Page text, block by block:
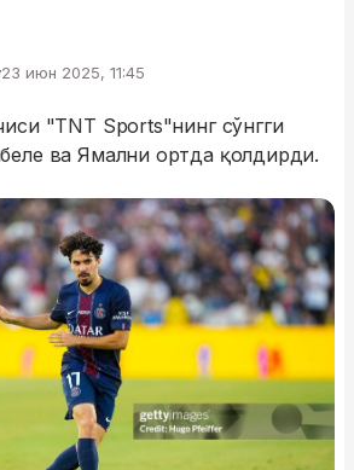
23 июн 2025, 11:45
"TNT Sports"нинг сўнгги
ва Ямални ортда қолдирди.